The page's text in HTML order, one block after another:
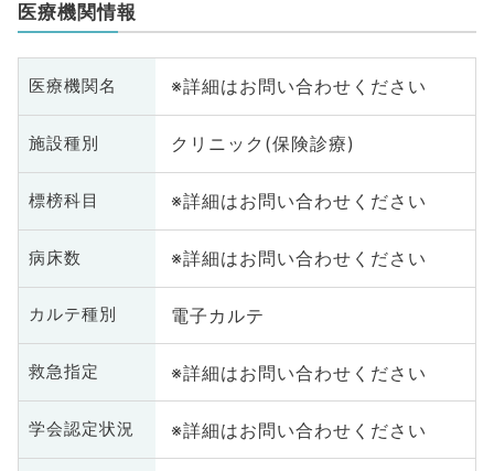
医療機関情報
医療機関名 ※詳細はお問い合わせください
施設種別 クリニック(保険診療)
標榜科目 ※詳細はお問い合わせください
病床数 ※詳細はお問い合わせください
カルテ種別 電子カルテ
救急指定 ※詳細はお問い合わせください
学会認定状況 ※詳細はお問い合わせください